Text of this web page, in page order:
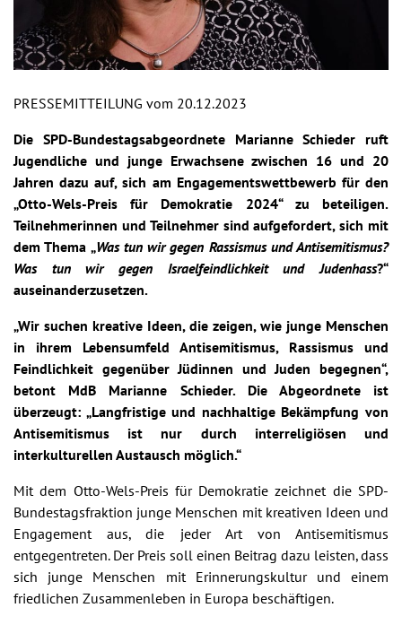
PRESSEMITTEILUNG vom 20.12.2023
Die SPD-Bundestagsabgeordnete Marianne Schieder ruft
Jugendliche und junge Erwachsene zwischen 16 und 20
Jahren dazu auf, sich am Engagementswettbewerb für den
„Otto-Wels-Preis für Demokratie 2024“ zu beteiligen.
Teilnehmerinnen und Teilnehmer sind aufgefordert, sich mit
dem Thema „Was tun wir gegen Rassismus und Antisemitismus?
Was tun wir gegen Israelfeindlichkeit und Judenhass?“
auseinanderzusetzen.
„Wir suchen kreative Ideen, die zeigen, wie junge Menschen
in ihrem Lebensumfeld Antisemitismus, Rassismus und
Feindlichkeit gegenüber Jüdinnen und Juden begegnen“,
betont MdB Marianne Schieder. Die Abgeordnete ist
überzeugt: „Langfristige und nachhaltige Bekämpfung von
Antisemitismus ist nur durch interreligiösen und
interkulturellen Austausch möglich.“
Mit dem Otto-Wels-Preis für Demokratie zeichnet die SPD-
Bundestagsfraktion junge Menschen mit kreativen Ideen und
Engagement aus, die jeder Art von Antisemitismus
entgegentreten. Der Preis soll einen Beitrag dazu leisten, dass
sich junge Menschen mit Erinnerungskultur und einem
friedlichen Zusammenleben in Europa beschäftigen.